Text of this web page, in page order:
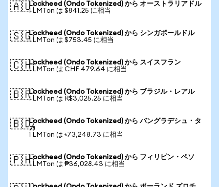
🇦🇺Lockheed (Ondo Tokenized) から オーストラリアドル
1 LMTon は $841.25 に相当
🇸🇬Lockheed (Ondo Tokenized) から シンガポールドル
1 LMTon は $753.45 に相当
🇨🇭Lockheed (Ondo Tokenized) から スイスフラン
1 LMTon は CHF 479.64 に相当
🇧🇷Lockheed (Ondo Tokenized) から ブラジル・レアル
1 LMTon は R$3,025.25 に相当
🇧🇩Lockheed (Ondo Tokenized) から バングラデシュ・タ
カ
1 LMTon は ৳73,248.73 に相当
🇵🇭Lockheed (Ondo Tokenized) から フィリピン・ペソ
1 LMTon は ₱36,028.43 に相当